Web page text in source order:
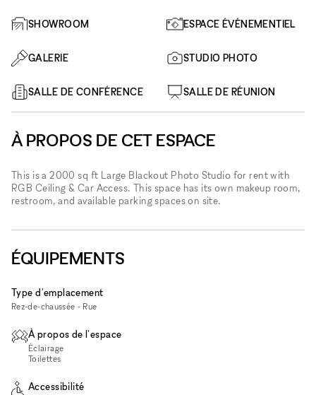
SHOWROOM ESPACE ÉVÉNEMENTIEL
GALERIE STUDIO PHOTO
SALLE DE CONFÉRENCE SALLE DE RÉUNION
À PROPOS DE CET ESPACE
This is a 2000 sq ft Large Blackout Photo Studio for rent with
RGB Ceiling & Car Access. This space has its own makeup room,
restroom, and available parking spaces on site.
ÉQUIPEMENTS
Type d'emplacement
Rez-de-chaussée - Rue
À propos de l'espace
Éclairage
Toilettes
Accessibilité